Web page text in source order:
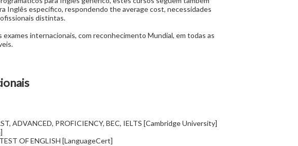
Inglês específico, respondendo the average cost, necessidades
distintas.
exames internacionais, com reconhecimento Mundial, em todas as
ADVANCED, PROFICIENCY, BEC, IELTS [Cambridge University]
OF ENGLISH [LanguageCert]